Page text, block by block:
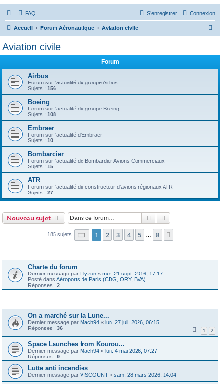
FAQ Connexion
S’enregistrer
Accueil Forum Aéronautique Aviation civile
e
Aviation civile
Forum
Airbus
Forum sur l'actualité du groupe Airbus
Sujets : 156
Boeing
Forum sur l'actualité du groupe Boeing
Sujets : 108
Embraer
Forum sur l'actualité d'Embraer
Sujets : 10
Bombardier
Forum sur l'actualité de Bombardier Avions Commerciaux
Sujets : 15
ATR
Forum sur l'actualité du constructeur d'avions régionaux ATR
Sujets : 27
Nouveau sujet Rechercher
185 sujets Page 1sur8
1 2 3 4 5 8
Charte du forum
Dernier message par Flyzen « mer. 21 sept. 2016, 17:17
Posté dans Aéroports de Paris (CDG, ORY, BVA)
Réponses : 2
On a marché sur la Lune...
Dernier message par Mach94 « lun. 27 juil. 2026, 06:15
Réponses : 36 1 2
Space Launches from Kourou...
Dernier message par Mach94 « lun. 4 mai 2026, 07:27
Réponses : 9
Lutte anti incendies
Dernier message par VISCOUNT « sam. 28 mars 2026, 14:04